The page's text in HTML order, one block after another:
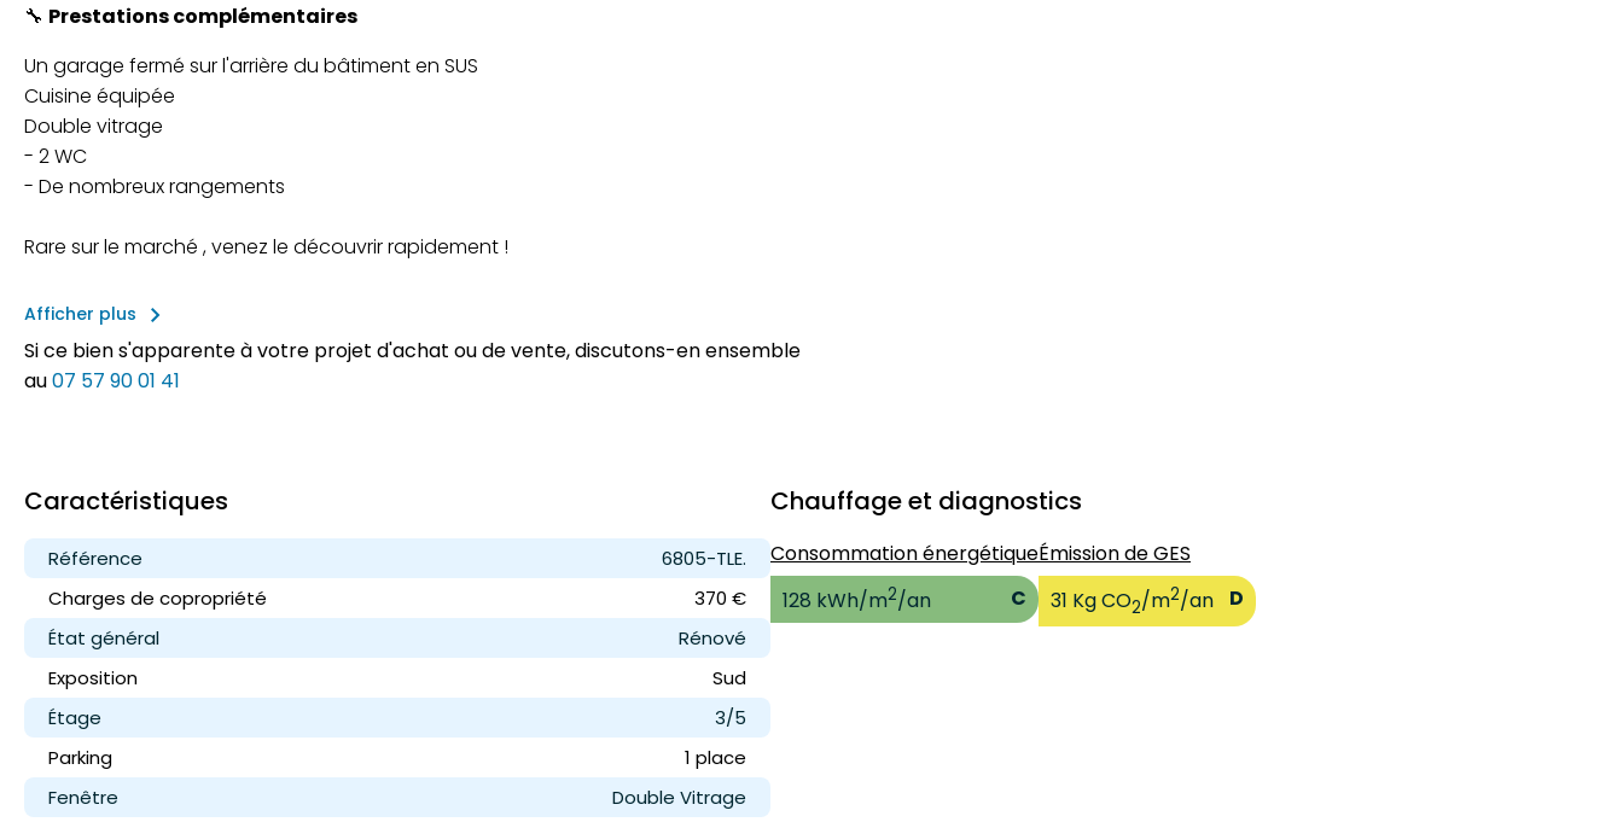
🔧 Prestations complémentaires
Un garage fermé sur l'arrière du bâtiment en SUS
Cuisine équipée
Double vitrage
- 2 WC
- De nombreux rangements
Rare sur le marché , venez le découvrir rapidement !
Afficher plus keyboard_arrow_right
Si ce bien s'apparente à votre projet d'achat ou de vente, discutons-en ensemble
au07 57 90 01 41
Caractéristiques
Référence
6805-TLE.
Charges de copropriété
370 €
État général
Rénové
Exposition
Sud
Étage
3/5
Parking
1 place
Fenêtre
Double Vitrage
Chauffage et diagnostics
Consommation énergétique
128 kWh/m2/an C
Émission de GES
31 Kg CO2/m2/an D